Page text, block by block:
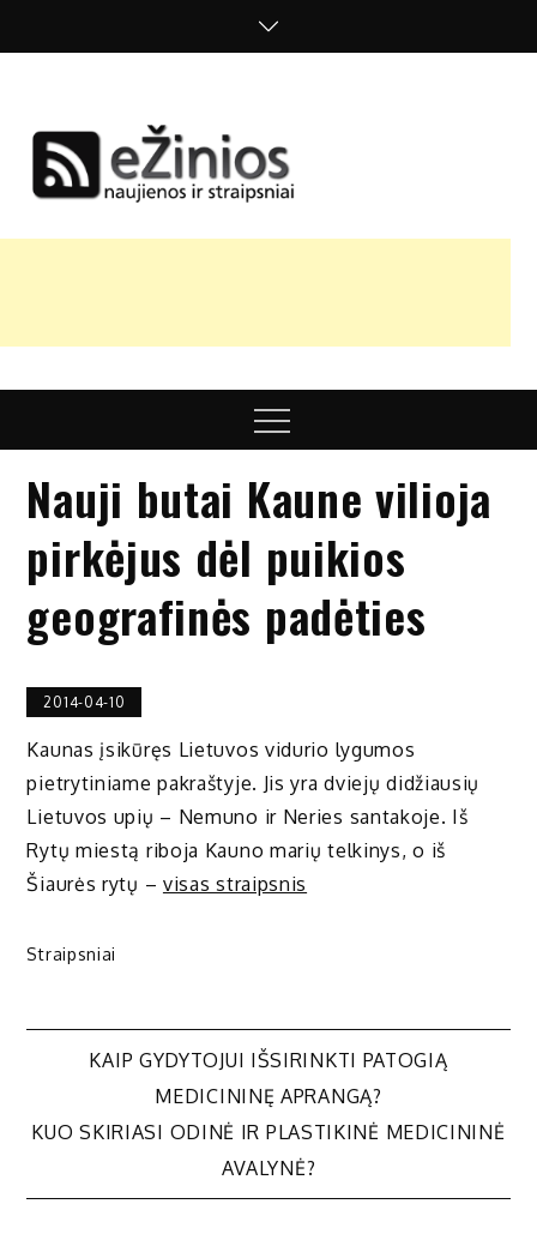
nuomonės
Menu
Nauji butai Kaune vilioja
pirkėjus dėl puikios
geografinės padėties
2014-04-10
Kaunas įsikūręs Lietuvos vidurio lygumos
pietrytiniame pakraštyje. Jis yra dviejų didžiausių
Lietuvos upių – Nemuno ir Neries santakoje. Iš
Rytų miestą riboja Kauno marių telkinys, o iš
Šiaurės rytų – visas straipsnis
Straipsniai
Navigacija
tarp
įrašų
KAIP GYDYTOJUI IŠSIRINKTI PATOGIĄ
MEDICININĘ APRANGĄ?
KUO SKIRIASI ODINĖ IR PLASTIKINĖ MEDICININĖ
AVALYNĖ?